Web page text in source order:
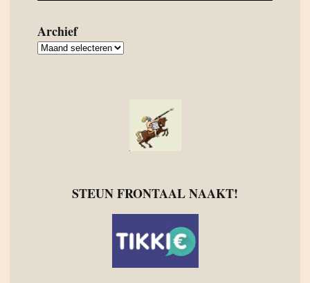
Archief
Archief
STEUN FRONTAAL NAAKT!